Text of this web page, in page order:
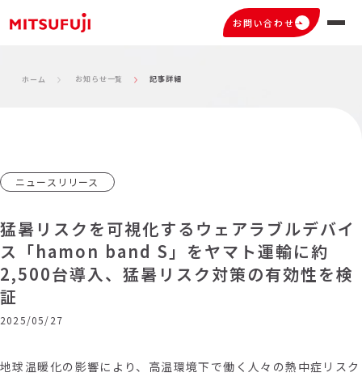
お問い合わせ
ホーム お知らせ一覧 記事詳細
ニュースリリース
猛暑リスクを可視化するウェアラブルデバイ
ス「hamon band S」をヤマト運輸に約
2,500台導入、猛暑リスク対策の有効性を検
証
2025/05/27
地球温暖化の影響により、高温環境下で働く人々の熱中症リスク